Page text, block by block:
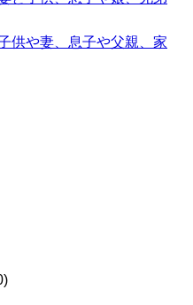
供や妻、息子や父親、家